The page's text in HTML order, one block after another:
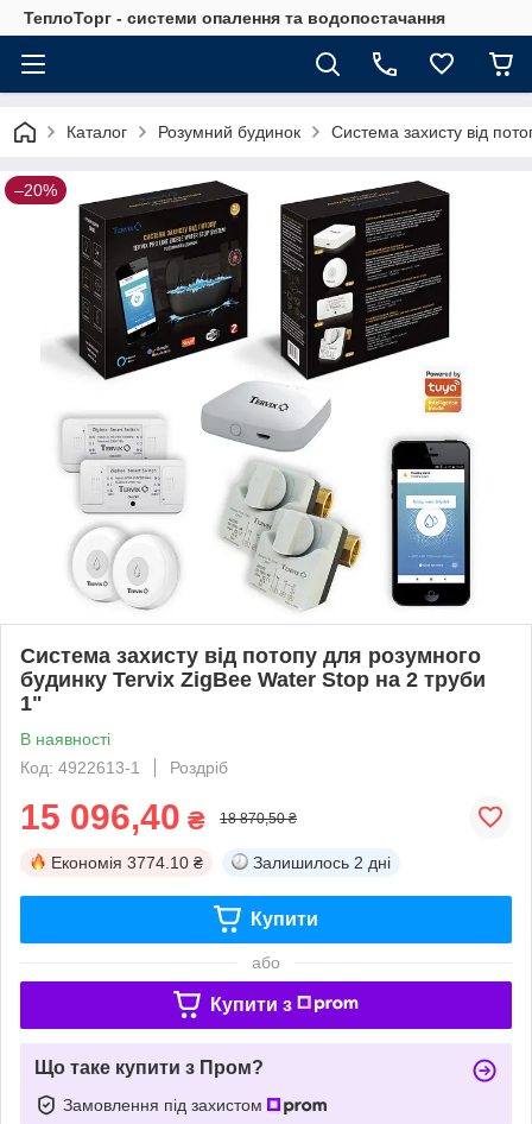
ТеплоТорг - системи опалення та водопостачання
Каталог Розумний будинок Система захисту від
–20%
Система захисту від потопу для розумного
будинку Tervix ZigBee Water Stop на 2 труби
1"
В наявності
Код: 4922613-1
Роздріб
15 096,40 ₴ 18 870,50 ₴
Економія 3774.10 ₴ Залишилось 2 дні
Купити
або
Купити з
Що таке купити з Пром?
Замовлення під захистом